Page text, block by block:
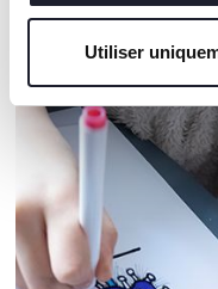
Utiliser